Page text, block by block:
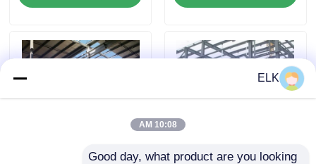
القضايا
مستودع الهيكل الصلب
ELK
10:08 AM
Good day, what product are you looking